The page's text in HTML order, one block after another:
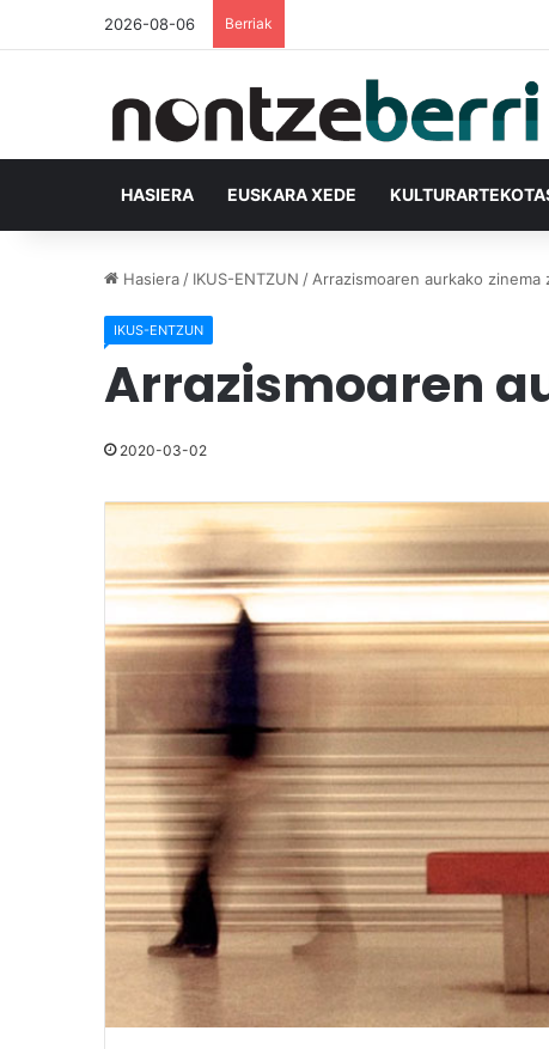
2026-08-06 Berriak
HASIERA EUSKARA XEDE
Hasiera / IKUS-ENTZUN / Arrazismoaren aurkako zinema
IKUS-ENTZUN
Arrazismoaren
2020-03-02